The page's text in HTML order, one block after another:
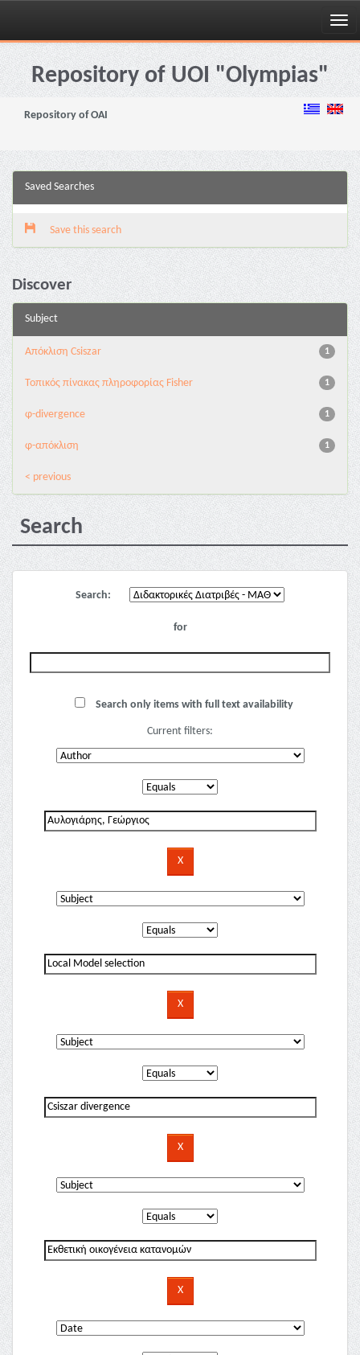
Skip
navigationRepository of UOI "Olympias"
Repository of OAI
Saved Searches
Save this search
Discover
Subject
1
Απόκλιση Csiszar
1
Τοπικός πίνακας πληροφορίας Fisher
1
φ-divergence
1
φ-απόκλιση
< previous
Search
Search:
for
Search only items with full text availability
Current filters: